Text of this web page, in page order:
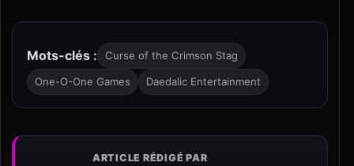
Mots-clés : Curse of the Crimson Stag
One-O-One Games Daedalic Entertainment
ARTICLE RÉDIGÉ PAR